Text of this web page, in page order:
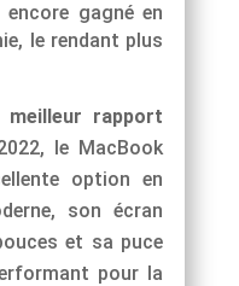
gagné en
le rendant plus
rapport
le MacBook
option en
son écran
et sa puce
pour la